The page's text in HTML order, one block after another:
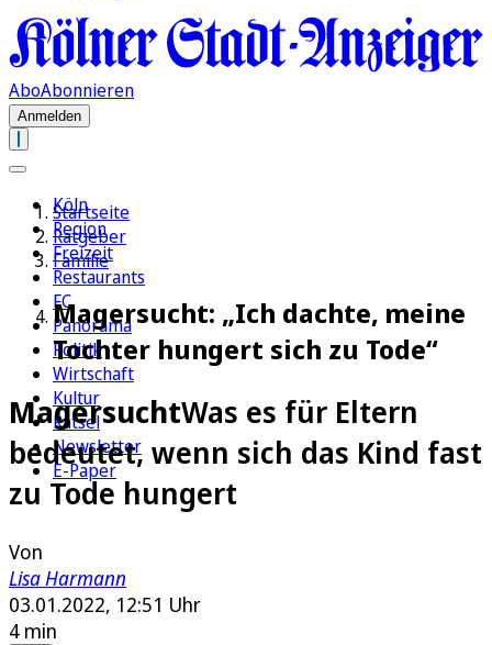
AboAbonnieren
Anmelden
Köln
Region
Freizeit
Restaurants
FC
Panorama
Politik
Wirtschaft
Kultur
Rätsel
Newsletter
E-Paper
Startseite
Ratgeber
Familie
Magersucht: „Ich dachte, meine
Tochter hungert sich zu Tode“
MagersuchtWas es für Eltern
bedeutet, wenn sich das Kind fast
zu Tode hungert
Von
Lisa Harmann
03.01.2022, 12:51 Uhr
4 min